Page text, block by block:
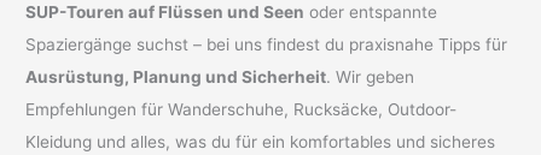
SUP-Touren auf Flüssen und Seen oder entspannte
Spaziergänge suchst – bei uns findest du praxisnahe Tipps für
Ausrüstung, Planung und Sicherheit. Wir geben
Empfehlungen für Wanderschuhe, Rucksäcke, Outdoor-
Kleidung und alles, was du für ein komfortables und sicheres